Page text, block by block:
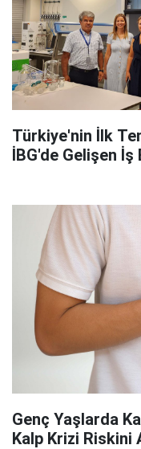
Türkiye'nin İlk
İBG'de Gelişen İş
Genç Yaşlarda
Kalp Krizi Riskini